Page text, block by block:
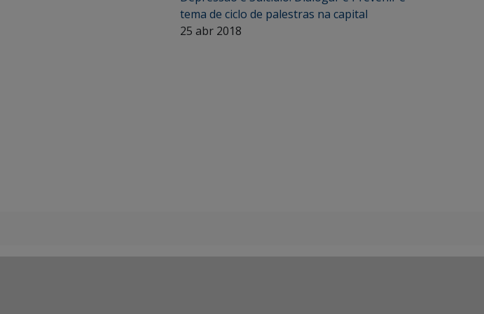
tema de ciclo de palestras na capital
25 abr 2018